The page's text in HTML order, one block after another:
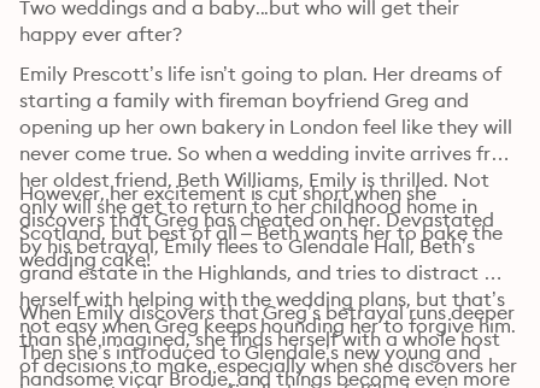
Two weddings and a baby...but who will get their
happy ever after?
Emily Prescott’s life isn’t going to plan. Her dreams of
starting a family with fireman boyfriend Greg and
opening up her own bakery in London feel like they will
never come true. So when a wedding invite arrives from
her oldest friend, Beth Williams, Emily is thrilled. Not
only will she get to return to her childhood home in
Scotland, but best of all – Beth wants her to bake the
wedding cake!
However, her excitement is cut short when she
discovers that Greg has cheated on her. Devastated
by his betrayal, Emily flees to Glendale Hall, Beth’s
grand estate in the Highlands, and tries to distract
herself with helping with the wedding plans, but that’s
not easy when Greg keeps hounding her to forgive him.
Then she’s introduced to Glendale’s new young and
handsome vicar Brodie, and things become even more
When Emily discovers that Greg’s betrayal runs deeper
than she imagined, she finds herself with a whole host
of decisions to make, especially when she discovers her